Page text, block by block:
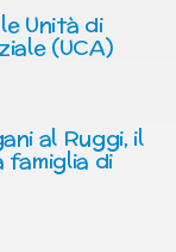
Unità di
(UCA)
al Ruggi, il
famiglia di